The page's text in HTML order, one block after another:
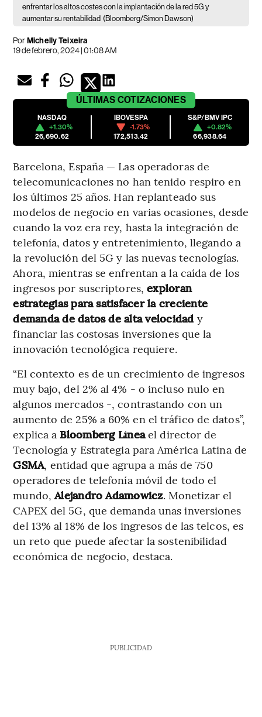
enfrentar los altos costes con la implantación de la red 5G y
aumentar su rentabilidad (Bloomberg/Simon Dawson)
PorMichelly Teixeira
19 de febrero, 2024 | 01:08 AM
ÚLTIMAS COTIZACIONES
NASDAQ
+1.30%
26,690.62
IBOVESPA
-1.73%
172,513.42
S&P/BMV IPC
+0.82%
66,938.64
Barcelona, España — Las operadoras de
telecomunicaciones no han tenido respiro en
los últimos 25 años. Han replanteado sus
modelos de negocio en varias ocasiones, desde
cuando la voz era rey, hasta la integración de
telefonía, datos y entretenimiento, llegando a
la revolución del 5G y las nuevas tecnologías.
Ahora, mientras se enfrentan a la caída de los
ingresos por suscriptores,exploran
estrategias para satisfacer la creciente
demanda de datos de alta velocidad y
financiar las costosas inversiones que la
innovación tecnológica requiere.
“El contexto es de un crecimiento de ingresos
muy bajo, del 2% al 4% - o incluso nulo en
algunos mercados -, contrastando con un
aumento de 25% a 60% en el tráfico de datos”,
explica a Bloomberg Líneael director de
Tecnología y Estrategia para América Latina de
GSMA, entidad que agrupa a más de 750
operadores de telefonía móvil de todo el
mundo,Alejandro Adamowicz. Monetizar el
CAPEX del 5G, que demanda unas inversiones
del 13% al 18% de los ingresos de las telcos, es
un reto que puede afectar la sostenibilidad
económica de negocio, destaca.
PUBLICIDAD